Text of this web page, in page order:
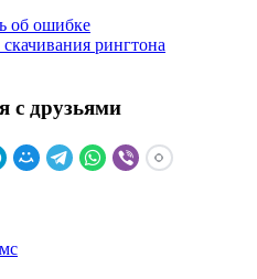
об ошибке
рингтона
с друзьями